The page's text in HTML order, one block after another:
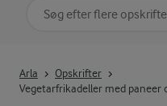
Arla
Opskrifter
Vegetarfrikadeller med paneer
Søg på kategori